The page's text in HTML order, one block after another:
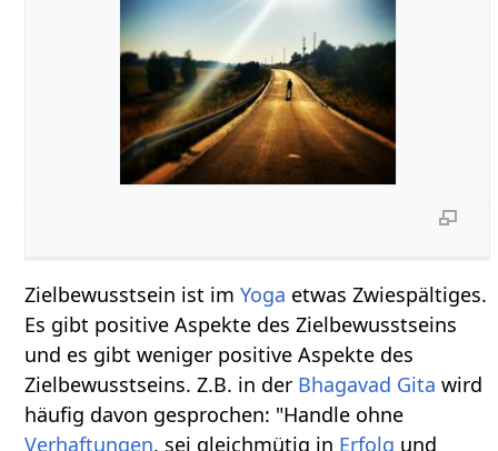
Zielbewusstsein ist imYoga etwas Zwiespältiges.
Es gibt positive Aspekte des Zielbewusstseins
und es gibt weniger positive Aspekte des
Zielbewusstseins. Z.B. in der Bhagavad Gita wird
häufig davon gesprochen: "Handle ohne
Verhaftungen, sei gleichmütig in Erfolg und